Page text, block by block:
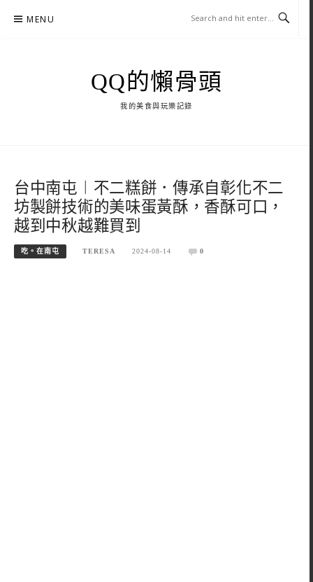
MENU
QQ的懶骨頭
我的美食與玩樂記錄
台中南屯︱不二糕餅．傳承自彰化不二
坊製餅技術的美味蛋黃酥，香酥可口，
越到中秋越難買到
吃。在南屯 TERESA 2024-08-14 0